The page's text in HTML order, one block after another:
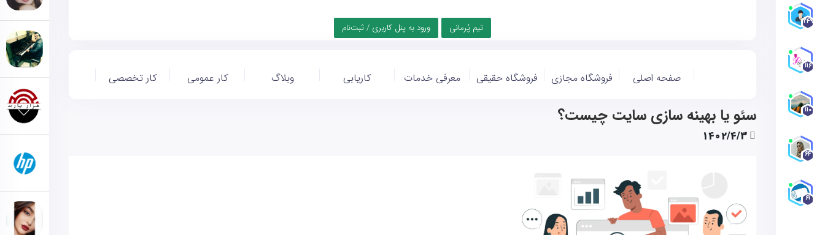
249
116
110
64
61
ورود به پنل کاربری / ثبت‌نام تیم پُرمانی
کار تخصصی کار عمومی وبلاگ کاریابی معرفی خدمات فروشگاه حقیقی فروشگاه مجازی صفحه اصلی
سئو یا بهینه سازی سایت چیست؟
1402/4/3